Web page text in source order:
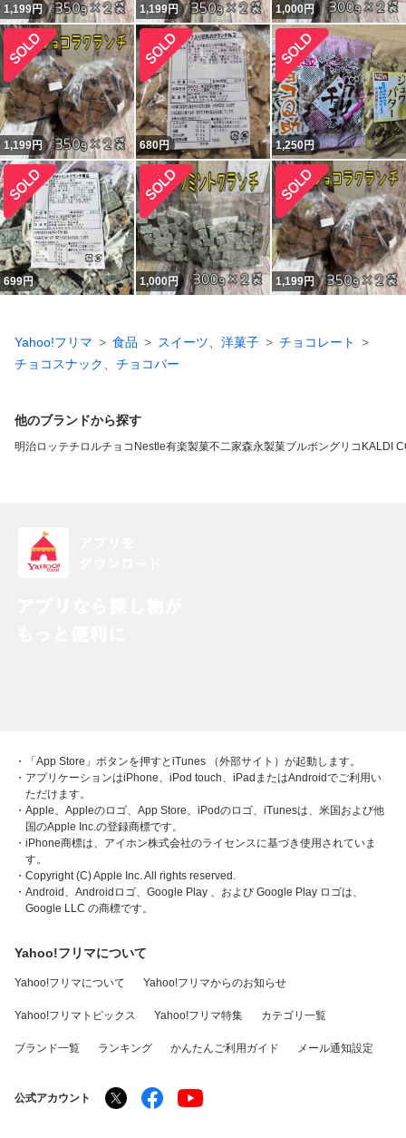
1,199円 1,199円 1,000円
1,199円 680円 1,250円
699円 1,000円 1,199円
Yahoo!フリマ 食品 スイーツ、洋菓子
チョコレート
チョコスナック、チョコバー
他のブランドから探す
明治ロッテチロルチョコ Nestle有楽製菓不二家森永製菓ブルボングリコ KALDI
・「App Store」ボタンを押すとiTunes （外部サイト）が起動します。
・アプリケーションはiPhone、iPod touch、iPadまたはAndroidでご利用い
ただけます。
・Apple、Appleのロゴ、App Store、iPodのロゴ、iTunesは、米国および他
国のApple Inc.の登録商標です。
・iPhone商標は、アイホン株式会社のライセンスに基づき使用されていま
す。
・Copyright (C) Apple Inc. All rights reserved.
・Android、Androidロゴ、Google Play 、および Google Play ロゴは、
Google LLC の商標です。
Yahoo!フリマについて
Yahoo!フリマについて Yahoo!フリマからのお知らせ
Yahoo!フリマトピックス Yahoo!フリマ特集 カテゴリ一覧
ブランド一覧 ランキング かんたんご利用ガイド メール通知設定
公式アカウント